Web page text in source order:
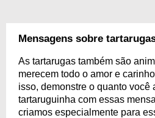
Mensagens sobre
As tartarugas também são
merecem todo o amor e
isso, demonstre o quanto você
tartaruguinha com essas
criamos especialmente para